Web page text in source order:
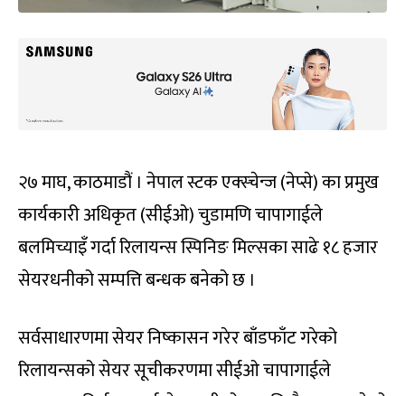
२७ माघ, काठमाडौं । नेपाल स्टक एक्स्चेन्ज (नेप्से) का प्रमुख
कार्यकारी अधिकृत (सीईओ) चुडामणि चापागाईले
बलमिच्याइँ गर्दा रिलायन्स स्पिनिङ मिल्सका साढे १८ हजार
सेयरधनीको सम्पत्ति बन्धक बनेको छ ।
सर्वसाधारणमा सेयर निष्कासन गरेर बाँडफाँट गरेको
रिलायन्सको सेयर सूचीकरणमा सीईओ चापागाईले